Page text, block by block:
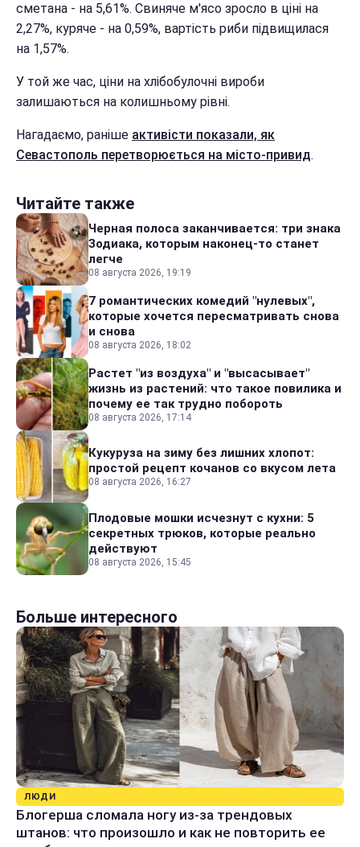
сметана - на 5,61%. Свиняче м'ясо зросло в ціні на
2,27%, куряче - на 0,59%, вартість риби підвищилася
на 1,57%.
У той же час, ціни на хлібобулочні вироби
залишаються на колишньому рівні.
Нагадаємо, раніше активісти показали, як
Севастополь перетворюється на місто-привид.
Читайте также
Черная полоса заканчивается: три знака
Зодиака, которым наконец-то станет
легче
08 августа 2026, 19:19
7 романтических комедий "нулевых",
которые хочется пересматривать снова
и снова
08 августа 2026, 18:02
Растет "из воздуха" и "высасывает"
жизнь из растений: что такое повилика и
почему ее так трудно побороть
08 августа 2026, 17:14
Кукуруза на зиму без лишних хлопот:
простой рецепт кочанов со вкусом лета
08 августа 2026, 16:27
Плодовые мошки исчезнут с кухни: 5
секретных трюков, которые реально
действуют
08 августа 2026, 15:45
Больше интересного
ЛЮДИ
Блогерша сломала ногу из-за трендовых
штанов: что произошло и как не повторить ее